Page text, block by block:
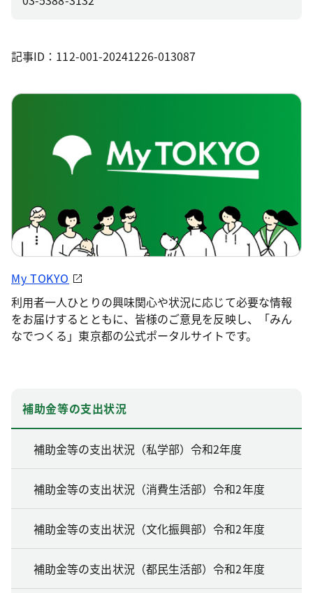
記事ID：112-001-20241226-013087
My TOKYO
利用者一人ひとりの興味関心や状況に応じて必要な情報
をお届けするとともに、皆様のご意見を反映し、「みん
なでつくる」東京都の公式ポータルサイトです。
補助金等の支出状況
補助金等の支出状況（私学部）令和2年度
補助金等の支出状況（消費生活部）令和2年度
補助金等の支出状況（文化振興部）令和2年度
補助金等の支出状況（都民生活部）令和2年度